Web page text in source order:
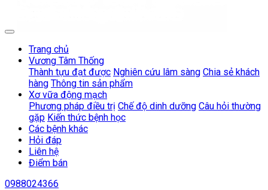
Trang chủ
Vương Tâm Thống
Thành tựu đạt được Nghiên cứu lâm sàng Chia sẻ khách
hàng Thông tin sản phẩm
Xơ vữa động mạch
Phương pháp điều trị Chế độ dinh dưỡng Câu hỏi thường
gặp Kiến thức bệnh học
Các bệnh khác
Hỏi đáp
Liên hệ
Điểm bán
0988024366